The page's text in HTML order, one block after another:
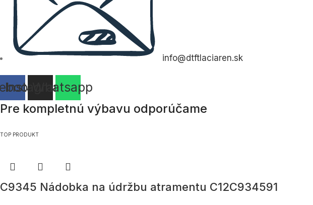
info@dtftlaciaren.sk
InstagramWhatsapp
Pre kompletnú výbavu odporúčame
TOP PRODUKT
C9345 Nádobka na údržbu atramentu C12C934591